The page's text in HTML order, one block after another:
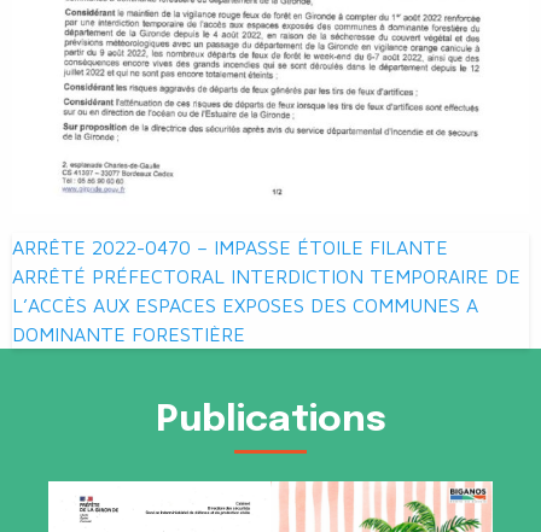
Navigation
de
l’article
ARRÊTE 2022-0470 – IMPASSE ÉTOILE FILANTE
ARRÊTÉ PRÉFECTORAL INTERDICTION TEMPORAIRE DE
L’ACCÈS AUX ESPACES EXPOSES DES COMMUNES A
DOMINANTE FORESTIÈRE
Publications